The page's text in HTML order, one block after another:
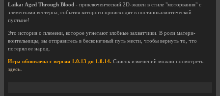
Laika: Aged Through Blood - приключенческий 2D-экшен в стиле "моторвания" с
элементами вестерна, события которого происходят в постапокалиптической
пустыне!
Это история о племени, которое угнетают злобные захватчики. В роли матери-
воительницы, вы отправитесь в бесконечный путь мести, чтобы вернуть то, что
потерял ее народ.
Игра обновлена с версии 1.0.13 до 1.0.14. Список изменений можно посмотреть
здесь.